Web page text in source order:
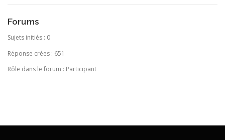
Forums
Sujets initiés : 0
Réponse crées : 651
Rôle dans le forum : Participant